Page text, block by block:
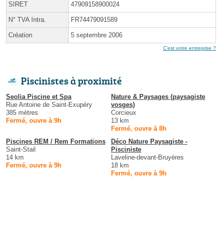
SIRET 47909158900024
N° TVA Intra. FR74479091589
Création 5 septembre 2006
C'est votre entreprise ?
Piscinistes à proximité
Seolia Piscine et Spa
Rue Antoine de Saint-Exupéry
385 mètres
Fermé, ouvre à 9h
Nature & Paysages (paysagiste
vosges)
Corcieux
13 km
Fermé, ouvre à 8h
Piscines REM / Rem Formations
Saint-Stail
14 km
Fermé, ouvre à 9h
Déco Nature Paysagiste -
Pisciniste
Laveline-devant-Bruyères
18 km
Fermé, ouvre à 9h